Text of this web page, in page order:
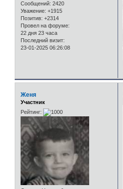
Сообщений: 2420
Уважение: +1915
Позитив: +2314
Провел на форуме:
22 дня 23 часа
Последний визит:
23-01-2025 06:26:08
Женя
Участник
Рейтинг: